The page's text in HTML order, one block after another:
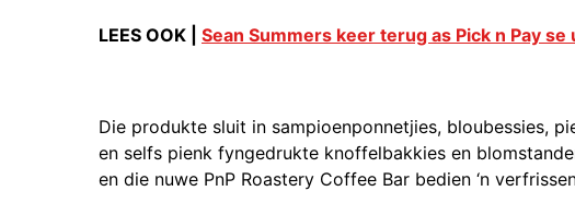
LEES OOK | Sean Summers keer terug as Pick n Pay
Die produkte sluit in sampioenponnetjies, bloubessies,
en selfs pienk fyngedrukte knoffelbakkies en
en die nuwe PnP Roastery Coffee Bar bedien ‘n